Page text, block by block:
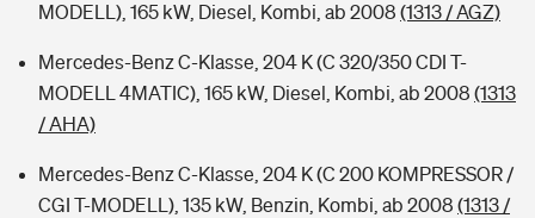
MODELL), 165 kW, Diesel, Kombi, ab 2008 (1313 / AGZ)
Mercedes-Benz C-Klasse, 204 K (C 320/350 CDI T-
MODELL 4MATIC), 165 kW, Diesel, Kombi, ab 2008 (1313
/ AHA)
Mercedes-Benz C-Klasse, 204 K (C 200 KOMPRESSOR /
CGI T-MODELL), 135 kW, Benzin, Kombi, ab 2008 (1313 /